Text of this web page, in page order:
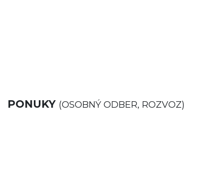
PONUKY (OSOBNÝ ODBER, ROZVOZ)